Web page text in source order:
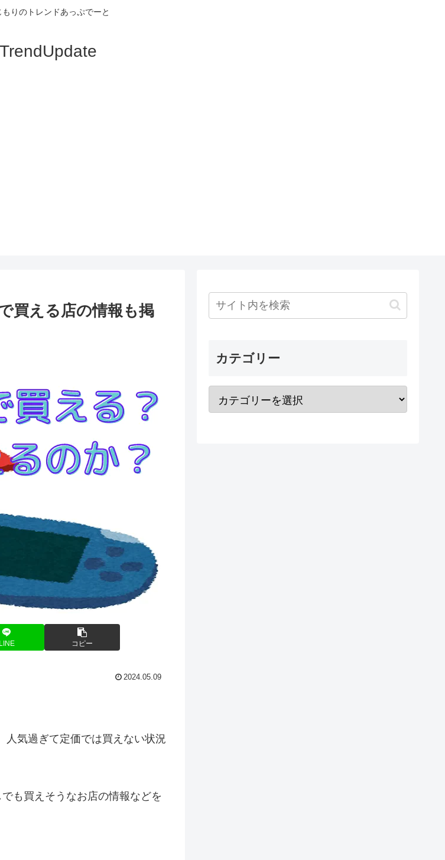
もりのトレンドあっぷでーと
TrendUpdate
買える店の情報も掲
LINE コピー
2024.05.09
人気過ぎて定価では買えない状況
も買えそうなお店の情報などを
カテゴリー